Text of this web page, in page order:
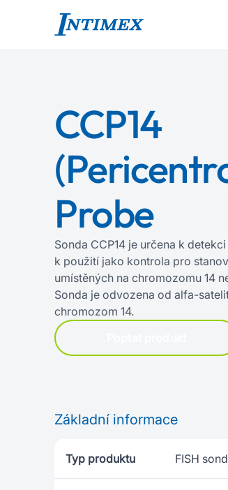
CCP14
Probe
Sonda CCP14 je určena k
k použití jako kontrola pro
umístěných na chromozomu 14
Sonda je odvozena od alfa‍-‍
chromozom 14.
Základní informace
Typ produktu FISH